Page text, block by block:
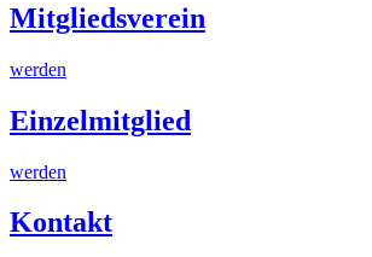
Mitgliedsverein
werden
Einzelmitglied
werden
Kontakt